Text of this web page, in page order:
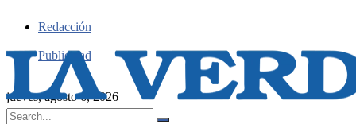
Redacción
Publicidad
jueves, agosto 6, 2026